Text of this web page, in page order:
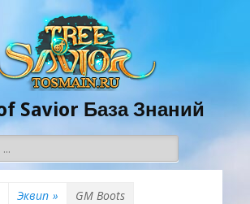
Savior База Знаний
Эквип » GM Boots